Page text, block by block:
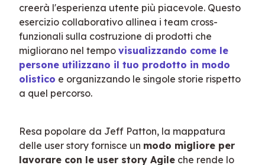
creerà l'esperienza utente più piacevole. Questo
esercizio collaborativo allinea i team cross-
funzionali sulla costruzione di prodotti che
migliorano nel tempo visualizzando come le
persone utilizzano il tuo prodotto in modo
olistico e organizzando le singole storie rispetto
a quel percorso.
Resa popolare da Jeff Patton, la mappatura
delle user story fornisce un modo migliore per
lavorare con le user story Agile che rende lo